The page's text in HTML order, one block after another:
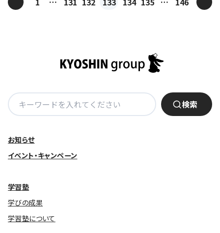
ョ
ン
検
索:
検索
お知らせ
イベント・キャンペーン
学習塾
学びの成果
学習塾について